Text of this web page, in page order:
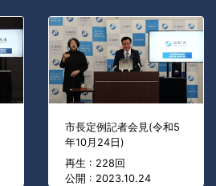
市長定例記者会見(令和5
年10月24日)
再生 : 228回
公開 : 2023.10.24